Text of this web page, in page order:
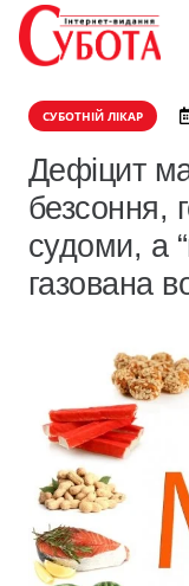
СУБОТНІЙ ЛІКАР
Дефіцит
безсоння,
судоми, а
газована